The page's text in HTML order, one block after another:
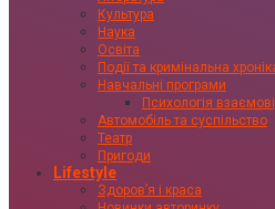
Культура
Наука
Освіта
Події та кримінальна
Навчальні програми
Психологія
Автомобіль та суспільство
Театр
Пригоди
Lifestyle
Здоровʼя і краса